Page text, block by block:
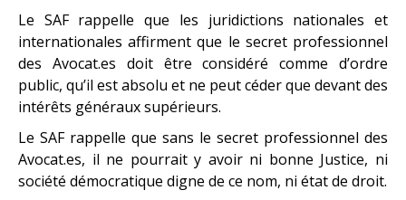
Le SAF rappelle que les juridictions nationales et
internationales affirment que le secret professionnel
des Avocat.es doit être considéré comme d’ordre
public, qu’il est absolu et ne peut céder que devant des
intérêts généraux supérieurs.
Le SAF rappelle que sans le secret professionnel des
Avocat.es, il ne pourrait y avoir ni bonne Justice, ni
société démocratique digne de ce nom, ni état de droit.